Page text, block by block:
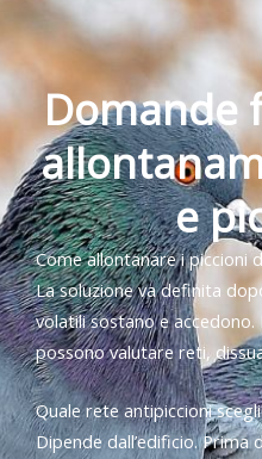
Domande
e
Come allontanare i piccioni
La soluzione va definita
volatili sostano e
possono valutare reti,
Quale rete antipiccioni
Dipende dall’edificio.